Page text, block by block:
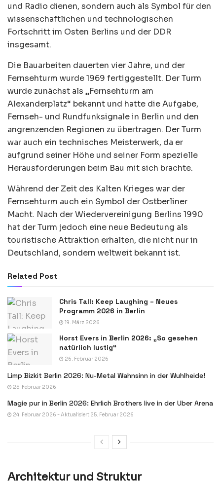
und Radio dienen, sondern auch als Symbol für den
wissenschaftlichen und technologischen
Fortschritt im Osten Berlins und der DDR
insgesamt.
Die Bauarbeiten dauerten vier Jahre, und der
Fernsehturm wurde 1969 fertiggestellt. Der Turm
wurde zunächst als „Fernsehturm am
Alexanderplatz“ bekannt und hatte die Aufgabe,
Fernseh- und Rundfunksignale in Berlin und den
angrenzenden Regionen zu übertragen. Der Turm
war auch ein technisches Meisterwerk, da er
aufgrund seiner Höhe und seiner Form spezielle
Herausforderungen beim Bau mit sich brachte.
Während der Zeit des Kalten Krieges war der
Fernsehturm auch ein Symbol der Ostberliner
Macht. Nach der Wiedervereinigung Berlins 1990
hat der Turm jedoch eine neue Bedeutung als
touristische Attraktion erhalten, die nicht nur in
Deutschland, sondern weltweit bekannt ist.
Related Post
Chris Tall: Keep Laughing – Neues
Programm 2026 in Berlin
19. März 2026
Horst Evers in Berlin 2026: „So gesehen
natürlich lustig“
26. Februar 2026
Limp Bizkit Berlin 2026: Nu-Metal Wahnsinn in der Wuhlheide!
25. Februar 2026
Magie pur in Berlin 2026: Ehrlich Brothers live in der Uber Arena
24. Februar 2026 - Aktualisiert 25. Februar 2026
Architektur und Struktur